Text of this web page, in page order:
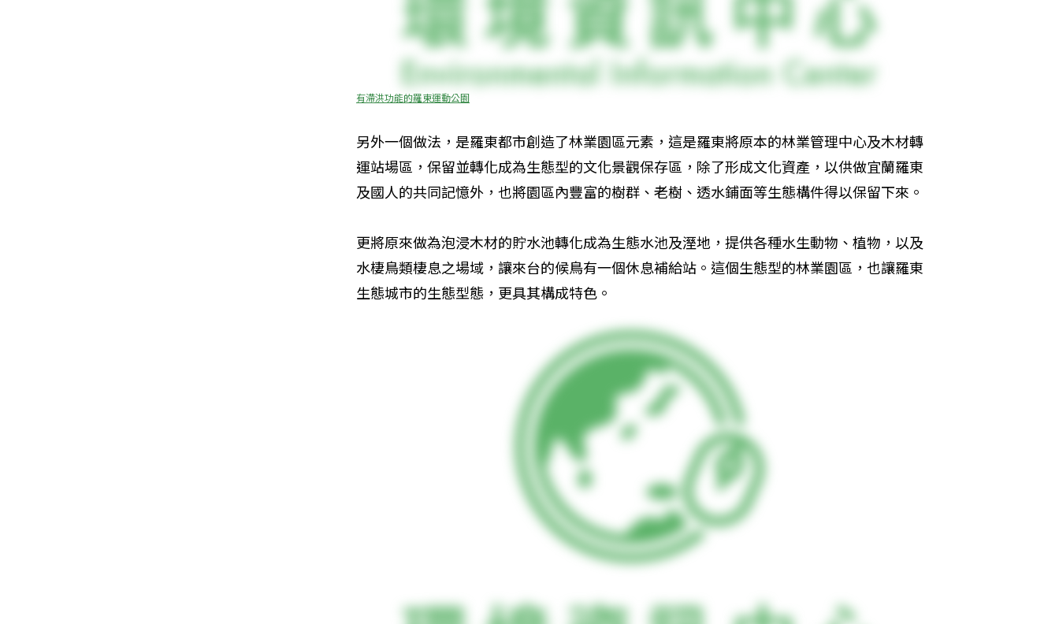
有滯洪功能的羅東運動公園
另外一個做法，是羅東都市創造了林業園區元素，這是羅東將原本的林業管理中心及木材轉
運站場區，保留並轉化成為生態型的文化景觀保存區，除了形成文化資產，以供做宜蘭羅東
及國人的共同記憶外，也將園區內豐富的樹群、老樹、透水鋪面等生態構件得以保留下來。
更將原來做為泡浸木材的貯水池轉化成為生態水池及溼地，提供各種水生動物、植物，以及
水棲鳥類棲息之場域，讓來台的候鳥有一個休息補給站。這個生態型的林業園區，也讓羅東
生態城市的生態型態，更具其構成特色。